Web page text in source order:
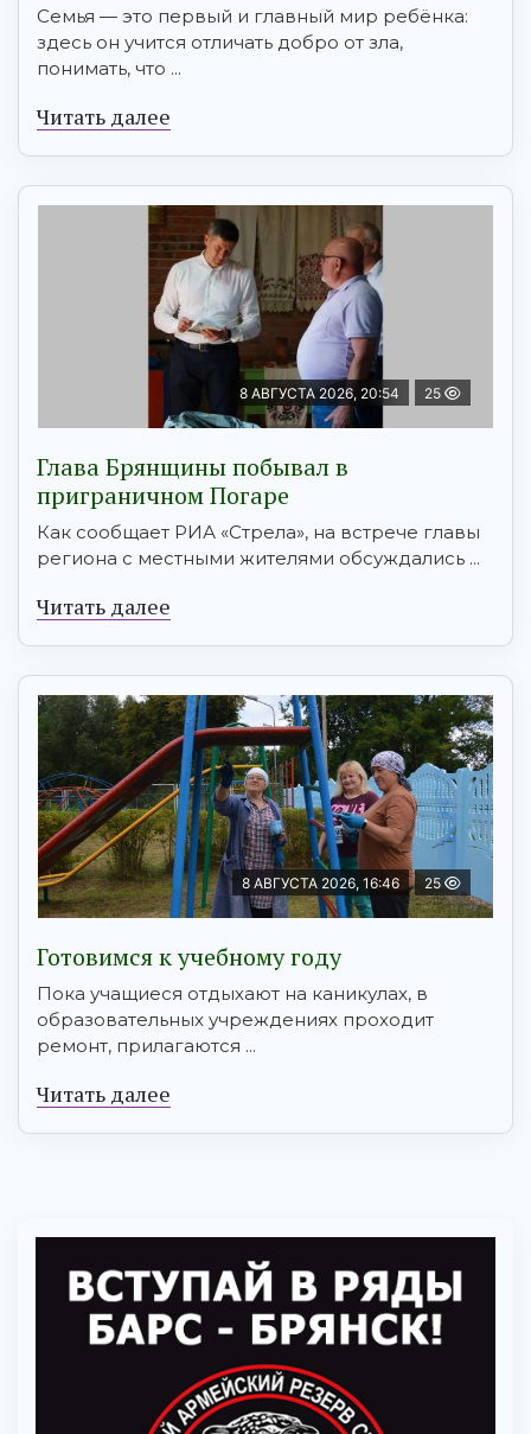
Семья — это первый и главный мир ребёнка:
здесь он учится отличать добро от зла,
понимать, что ...
Читать далее
8 АВГУСТА 2026, 20:54 25
Глава Брянщины побывал в
приграничном Погаре
Как сообщает РИА «Стрела», на встрече главы
региона с местными жителями обсуждались ...
Читать далее
8 АВГУСТА 2026, 16:46 25
Готовимся к учебному году
Пока учащиеся отдыхают на каникулах, в
образовательных учреждениях проходит
ремонт, прилагаются ...
Читать далее